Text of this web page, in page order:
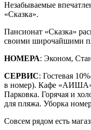
Незабываемые
«Сказка».
Пансионат «Сказка»
своими широчайшими
НОМЕРА: Эконом,
СЕРВИС: Гостевая
в номер). Кафе «АИША»
Парковка. Горячая и
для пляжа. Уборка
Совсем рядом есть